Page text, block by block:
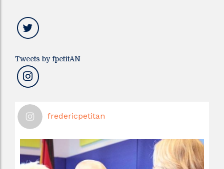
Tweets by fpetitAN
fredericpetitan